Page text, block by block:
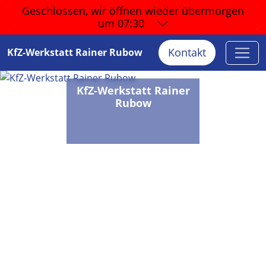
Geschlossen, wir öffnen wieder übermorgen
um 07:30
KfZ-Werkstatt Rainer Rubow Kontakt
KfZ-Werkstatt Rainer
Rubow